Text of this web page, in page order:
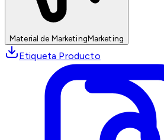
Material de MarketingMarketing
Etiqueta Producto